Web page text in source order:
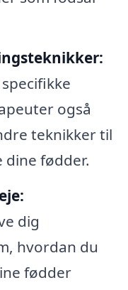
også
teknikker til
fødder.
dig
hvordan du
fødder